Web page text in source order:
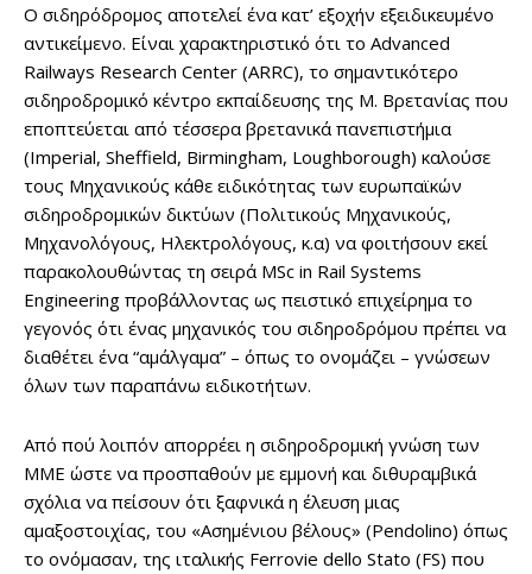
Ο σιδηρόδρομος αποτελεί ένα κατ’ εξοχήν εξειδικευμένο
αντικείμενο. Είναι χαρακτηριστικό ότι το Advanced
Railways Research Center (ARRC), το σημαντικότερο
σιδηροδρομικό κέντρο εκπαίδευσης της Μ. Βρετανίας που
εποπτεύεται από τέσσερα βρετανικά πανεπιστήμια
(Imperial, Sheffield, Birmingham, Loughborough) καλούσε
τους Μηχανικούς κάθε ειδικότητας των ευρωπαϊκών
σιδηροδρομικών δικτύων (Πολιτικούς Μηχανικούς,
Μηχανολόγους, Ηλεκτρολόγους, κ.α) να φοιτήσουν εκεί
παρακολουθώντας τη σειρά MSc in Rail Systems
Engineering προβάλλοντας ως πειστικό επιχείρημα το
γεγονός ότι ένας μηχανικός του σιδηροδρόμου πρέπει να
διαθέτει ένα “αμάλγαμα” – όπως το ονομάζει – γνώσεων
όλων των παραπάνω ειδικοτήτων.
Από πού λοιπόν απορρέει η σιδηροδρομική γνώση των
ΜΜΕ ώστε να προσπαθούν με εμμονή και διθυραμβικά
σχόλια να πείσουν ότι ξαφνικά η έλευση μιας
αμαξοστοιχίας, του «Ασημένιου βέλους» (Pendolino) όπως
το ονόμασαν, της ιταλικής Ferrovie dello Stato (FS) που